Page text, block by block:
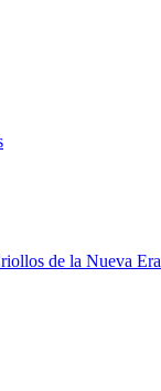
de la Nueva Era